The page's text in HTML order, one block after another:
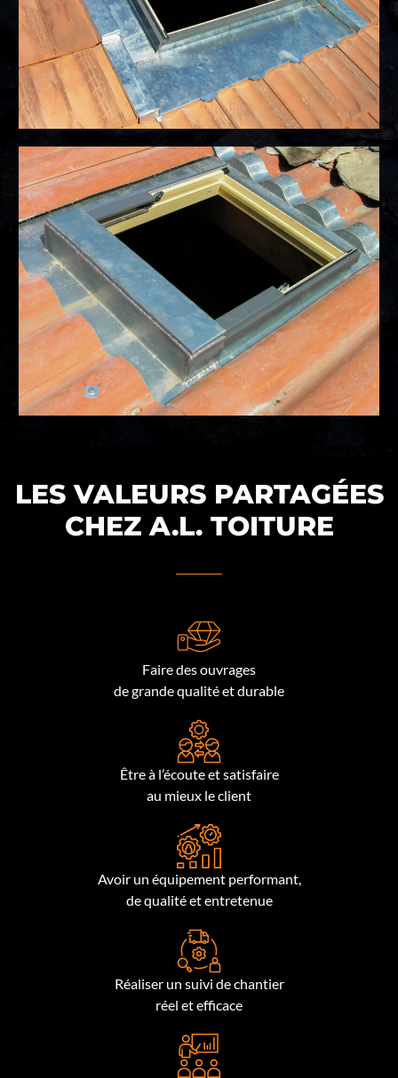
LES VALEURS PARTAGÉES
CHEZ A.L. TOITURE
Faire des ouvrages
de grande qualité et durable
Être à l’écoute et satisfaire
au mieux le client
Avoir un équipement performant,
de qualité et entretenue
Réaliser un suivi de chantier
réel et efficace